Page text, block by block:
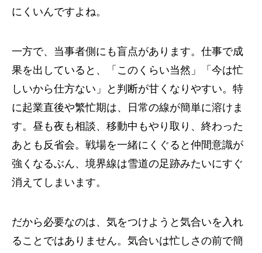
にくいんですよね。
一方で、当事者側にも盲点があります。仕事で成
果を出していると、「このくらい当然」「今は忙
しいから仕方ない」と判断が甘くなりやすい。特
に起業直後や繁忙期は、日常の線が簡単に溶けま
す。昼も夜も相談、移動中もやり取り、終わった
あとも反省会。戦場を一緒にくぐると仲間意識が
強くなるぶん、境界線は雪道の足跡みたいにすぐ
消えてしまいます。
だから必要なのは、気をつけようと気合いを入れ
ることではありません。気合いは忙しさの前で簡